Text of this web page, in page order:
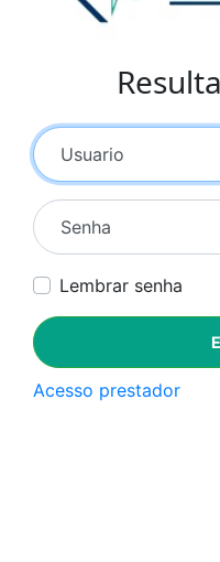
Usuario
Senha
Lembrar senha
Acesso prestador